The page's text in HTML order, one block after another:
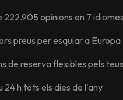
222.905 opinions en 7 idiomes
preus per esquiar a Europa
de reserva flexibles pels
24 h tots els dies de l'any